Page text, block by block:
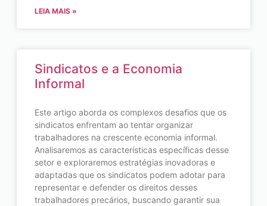
LEIA MAIS »
Sindicatos e a Economia
Informal
Este artigo aborda os complexos desafios que os
sindicatos enfrentam ao tentar organizar
trabalhadores na crescente economia informal.
Analisaremos as características específicas desse
setor e exploraremos estratégias inovadoras e
adaptadas que os sindicatos podem adotar para
representar e defender os direitos desses
trabalhadores precários, buscando garantir sua